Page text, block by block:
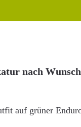
nach Wunsch